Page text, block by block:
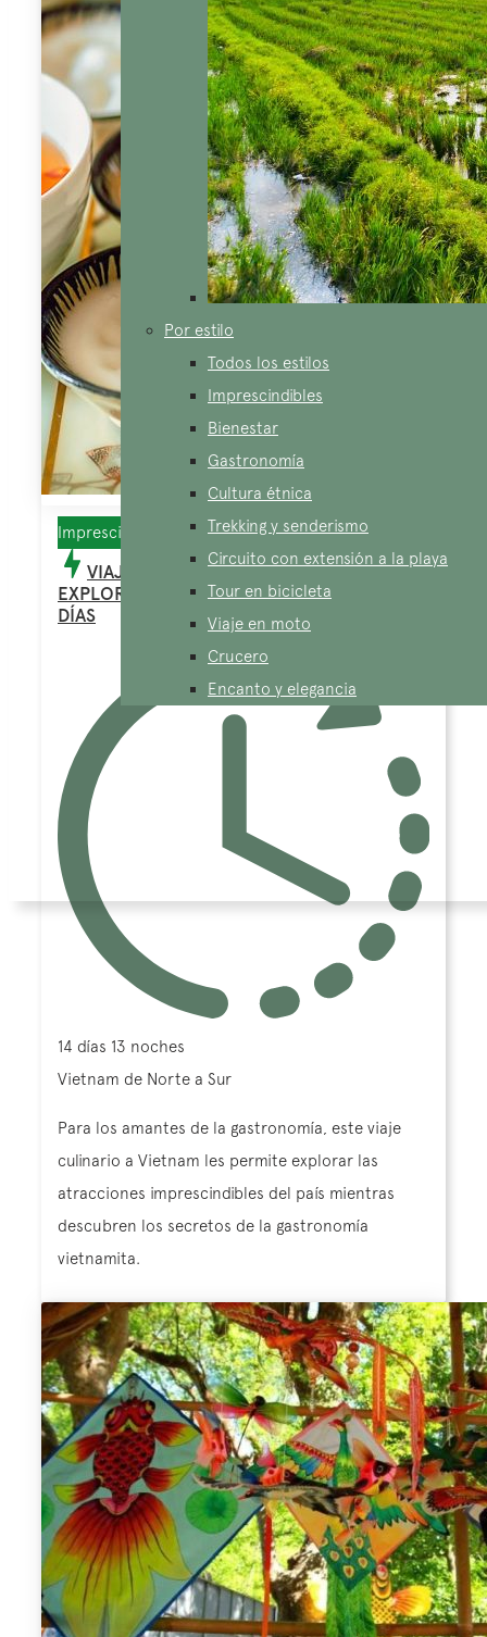
Por estilo
Todos los estilos
Imprescindibles
Bienestar
Gastronomía
Cultura étnica
Trekking y senderismo
Circuito con extensión a la playa
Tour en bicicleta
Viaje en moto
Crucero
Encanto y elegancia
Imprescindibles, Gastronomía
VIAJE CULINARIO POR VIETNAM
EXPLORANDO LO IMPRESCINDIBLE EN 14
DÍAS
14 días 13 noches
Vietnam de Norte a Sur
Para los amantes de la gastronomía, este viaje
culinario a Vietnam les permite explorar las
atracciones imprescindibles del país mientras
descubren los secretos de la gastronomía
vietnamita.